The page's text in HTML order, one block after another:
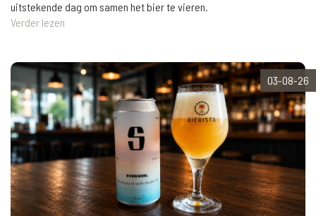
uitstekende dag om samen het bier te vieren.
Verder lezen
03-08-26